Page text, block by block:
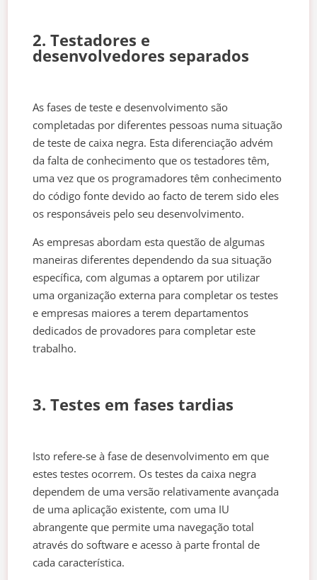
2. Testadores e
desenvolvedores separados
As fases de teste e desenvolvimento são
completadas por diferentes pessoas numa situação
de teste de caixa negra. Esta diferenciação advém
da falta de conhecimento que os testadores têm,
uma vez que os programadores têm conhecimento
do código fonte devido ao facto de terem sido eles
os responsáveis pelo seu desenvolvimento.
As empresas abordam esta questão de algumas
maneiras diferentes dependendo da sua situação
específica, com algumas a optarem por utilizar
uma organização externa para completar os testes
e empresas maiores a terem departamentos
dedicados de provadores para completar este
trabalho.
3. Testes em fases tardias
Isto refere-se à fase de desenvolvimento em que
estes testes ocorrem. Os testes da caixa negra
dependem de uma versão relativamente avançada
de uma aplicação existente, com uma IU
abrangente que permite uma navegação total
através do software e acesso à parte frontal de
cada característica.